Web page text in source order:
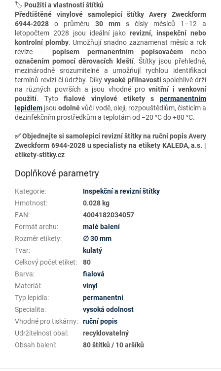
🏷️ Použití a vlastnosti štítků
Předtištěné vinylové samolepicí štítky Avery Zweckform
6944-2028 o průměru 30 mm s čísly měsíců 1–12 a
letopočtem 2028 jsou ideální jakorevizní, inspekční nebo
kontrolní plomby. Umožňují snadno zaznamenat měsíc a rok
revize – popisem permanentním popisovačem nebo
označením pomocí děrovacích kleští. Štítky jsou přehledné,
mezinárodně srozumitelné a umožňují rychlou identifikaci
termínů revizí či údržby. Díky vysoké přilnavosti spolehlivě drží
na různých površích a jsou vhodné provnitřní i venkovní
použití. Tytofialové vinylové etikety spermanentním
lepidlem jsouodolnévůči vodě, oleji, rozpouštědlům, čisticím a
dezinfekčním prostředkům a teplotám od −20 °C do +80 °C.
✅Objednejte si samolepicí revizní štítky na ruční popis Avery
Zweckform 6944-2028 u specialisty na etikety KALEDA, a.s. |
etikety-stitky.cz
Doplňkové parametry
Kategorie:
Inspekční a revizní štítky
Hmotnost:
0.028 kg
EAN:
4004182034057
Formát archu:
malé balení
Rozměr etikety:
∅ 30 mm
Tvar:
kulatý
Celkový počet etiket:
80
Barva:
fialová
Materiál :
vinyl
Typ lepidla:
permanentní
Specialita:
vysoká odolnost
Vhodné pro tiskárny:
ruční popis
Udržitelnost obal :
recyklovatelný
Obsah balení: 80 štítků / 10 aršíků